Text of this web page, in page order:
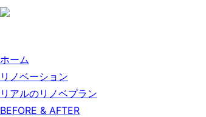
ホーム
リノベーション
リアルのリノベプラン
BEFORE & AFTER